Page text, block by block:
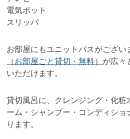
電気ポット
スリッパ
お部屋にもユニットバスがござい
（お部屋ごと貸切・無料） が広々
いただけます。
貸切風呂に、クレンジング・化粧
ーム・シャンプー・コンディショ
ります。